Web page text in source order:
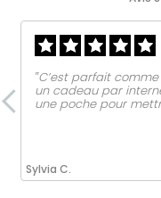
Sylvia C.
‟C’est parfait
un cadeau par
une poche pour